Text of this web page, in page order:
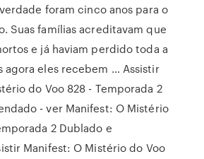
foram cinco anos para o
Suas famílias acreditavam que
e já haviam perdido toda a
agora eles recebem … Assistir
do Voo 828 - Temporada 2
- ver Manifest: O Mistério
2 Dublado e
Manifest: O Mistério do Voo